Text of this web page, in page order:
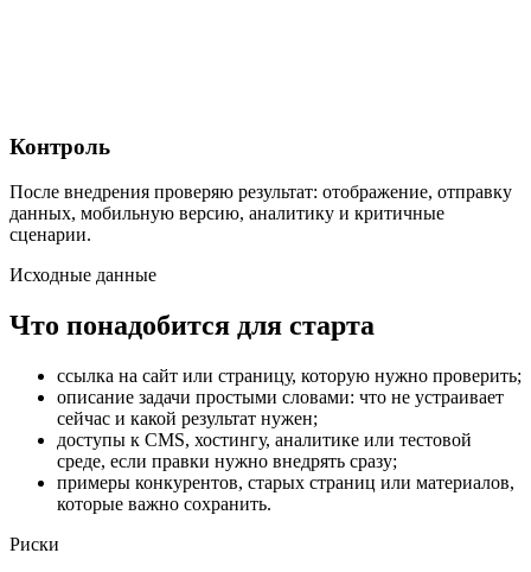
Контроль
После внедрения проверяю результат: отображение, отправку
данных, мобильную версию, аналитику и критичные
сценарии.
Исходные данные
Что понадобится для старта
ссылка на сайт или страницу, которую нужно проверить;
описание задачи простыми словами: что не устраивает
сейчас и какой результат нужен;
доступы к CMS, хостингу, аналитике или тестовой
среде, если правки нужно внедрять сразу;
примеры конкурентов, старых страниц или материалов,
которые важно сохранить.
Риски